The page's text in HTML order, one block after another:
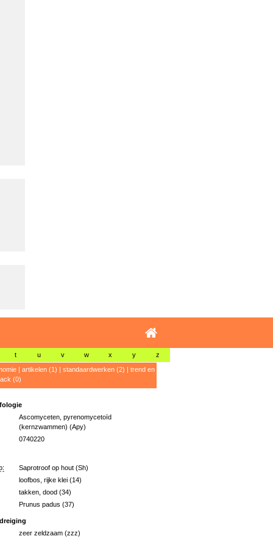
t u v w x y z
| artikelen (1) | standaardwerken (2) | trend en
(0)
Ascomyceten, pyrenomycetoïd
(kernzwammen) (Apy)
0740220
Saprotroof op hout (Sh)
loofbos, rijke klei (14)
takken, dood (34)
Prunus padus (37)
zeer zeldzaam (zzz)